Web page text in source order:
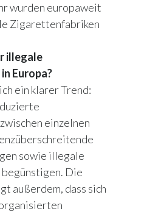
wurden europaweit
Zigarettenfabriken
illegale
Europa?
ein klarer Trend:
einzelnen
sowie illegale
Die
außerdem, dass sich